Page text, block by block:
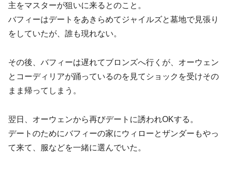
主をマスターが狙いに来るとのこと。
バフィーはデートをあきらめてジャイルズと墓地で見張り
をしていたが、誰も現れない。
その後、バフィーは遅れてブロンズへ行くが、オーウェン
とコーディリアが踊っているのを見てショックを受けその
まま帰ってしまう。
翌日、オーウェンから再びデートに誘われOKする。
デートのためにバフィーの家にウィローとザンダーもやっ
て来て、服などを一緒に選んでいた。